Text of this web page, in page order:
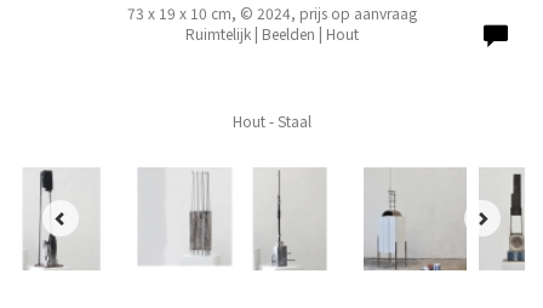
73 x 19 x 10 cm, © 2024, prijs op aanvraag
Ruimtelijk | Beelden | Hout
Hout - Staal